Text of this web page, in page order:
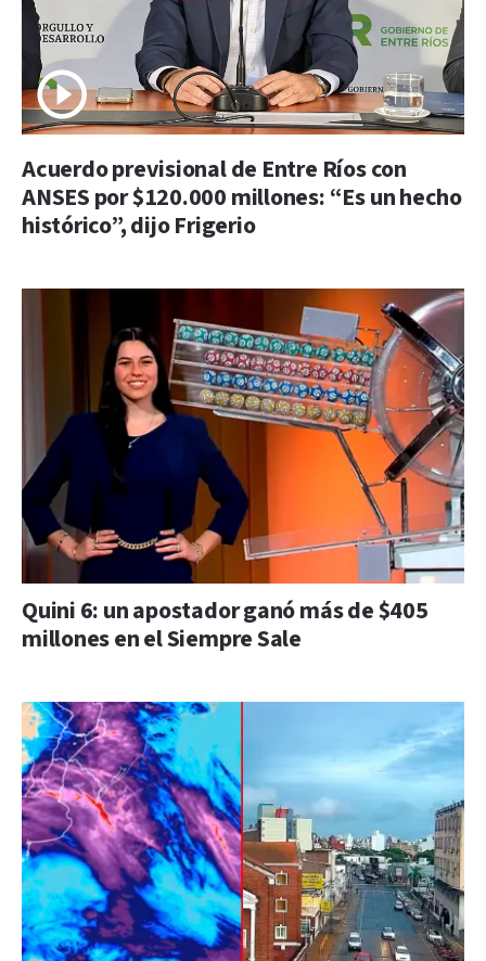
Acuerdo previsional de Entre Ríos con
ANSES por $120.000 millones: “Es un hecho
histórico”, dijo Frigerio
Quini 6: un apostador ganó más de $405
millones en el Siempre Sale